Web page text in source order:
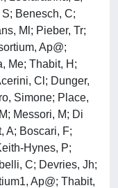
Benesch, C;
Ml; Pieber, Tr;
Ap@;
Me; Thabit, H;
Cl; Dunger,
Simone; Place,
Messori, M; Di
A; Boscari, F;
Hynes, P;
C; Devries, Jh;
Ap@; Thabit,